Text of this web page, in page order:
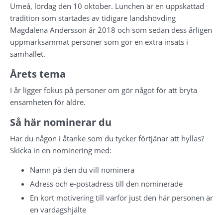
Umeå, lördag den 10 oktober. Lunchen är en uppskattad
tradition som startades av tidigare landshövding
Magdalena Andersson år 2018 och som sedan dess årligen
uppmärksammat personer som gör en extra insats i
samhället.
Årets tema
I år ligger fokus på personer om gör något för att bryta
ensamheten för äldre.
Så här nominerar du
Har du någon i åtanke som du tycker förtjänar att hyllas?
Skicka in en nominering med:
Namn på den du vill nominera
Adress och e-postadress till den nominerade
En kort motivering till varför just den här personen är
en vardagshjälte